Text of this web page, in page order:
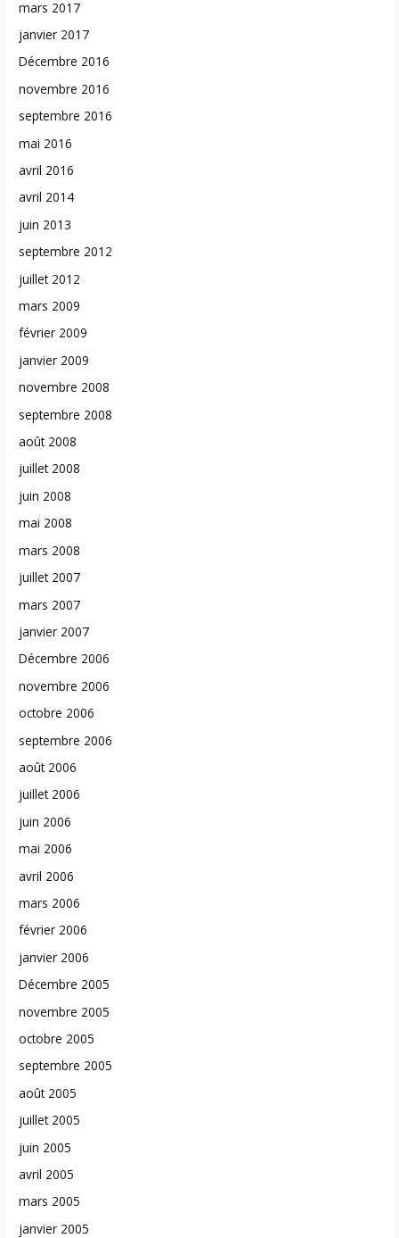
mars 2017
janvier 2017
Décembre 2016
novembre 2016
septembre 2016
mai 2016
avril 2016
avril 2014
juin 2013
septembre 2012
juillet 2012
mars 2009
février 2009
janvier 2009
novembre 2008
septembre 2008
août 2008
juillet 2008
juin 2008
mai 2008
mars 2008
juillet 2007
mars 2007
janvier 2007
Décembre 2006
novembre 2006
octobre 2006
septembre 2006
août 2006
juillet 2006
juin 2006
mai 2006
avril 2006
mars 2006
février 2006
janvier 2006
Décembre 2005
novembre 2005
octobre 2005
septembre 2005
août 2005
juillet 2005
juin 2005
avril 2005
mars 2005
janvier 2005